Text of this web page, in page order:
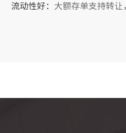
流动性好： 大额存单支持转让